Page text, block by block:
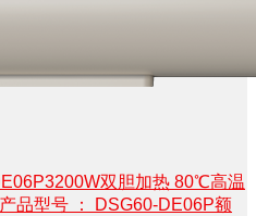
双胆加热 80℃高温
品型号 ： DSG60-DE06P额